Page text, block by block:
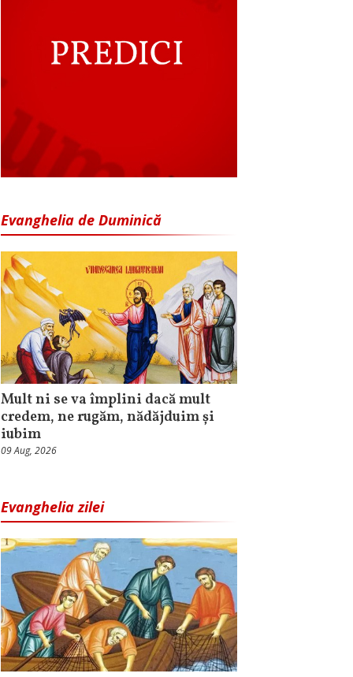
Evanghelia de Duminică
Mult ni se va împlini dacă mult
credem, ne rugăm, nădăjduim și
iubim
09 Aug, 2026
Evanghelia zilei